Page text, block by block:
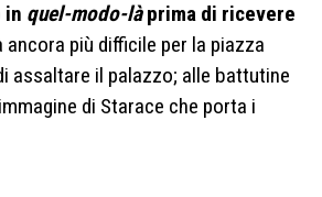
in quel-modo-làprima di ricevere
ancora più difficile per la piazza
assaltare il palazzo; alle battutine
di Starace che porta i